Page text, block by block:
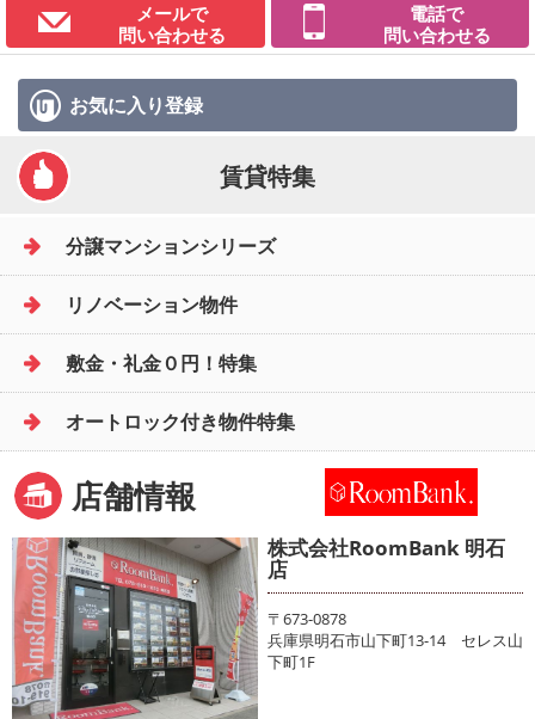
メールで
問い合わせる
電話で
問い合わせる
お気に入り登録
賃貸特集
分譲マンションシリーズ
リノベーション物件
敷金・礼金０円！特集
オートロック付き物件特集
店舗情報
株式会社RoomBank 明石
店
〒673-0878
兵庫県明石市山下町13-14 セレス山
下町1F